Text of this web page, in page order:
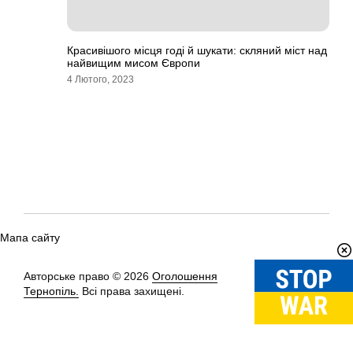
Красивішого місця годі й шукати: скляний міст над
найвищим мисом Європи
4 Лютого, 2023
Мапа сайту
Авторське право © 2026 Оголошення
Тернопіль. Всі права захищені.
Вгору↑